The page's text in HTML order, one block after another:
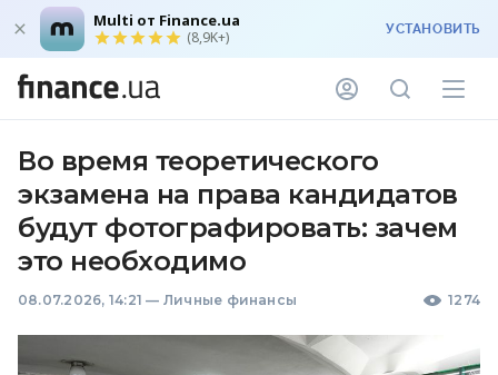
Multi от Finance.ua
(8,9K+) УСТАНОВИТЬ
Во время теоретического
экзамена на права кандидатов
будут фотографировать: зачем
это необходимо
08.07.2026, 14:21 — Личные финансы 1274